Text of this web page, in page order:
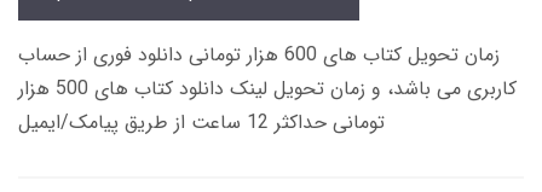
زمان تحویل کتاب های 600 هزار تومانی دانلود فوری از حساب
کاربری می باشد، و زمان تحویل لینک دانلود کتاب های 500 هزار
تومانی حداکثر 12 ساعت از طریق پیامک/ایمیل